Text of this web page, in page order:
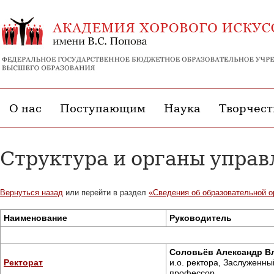
О нас Поступающим Наука
Структура и органы
Вернуться назад или перейти в раздел «Сведения об образовательной
Наименование Руководитель
Ректорат
Соловьёв Александр
и.о. ректора,